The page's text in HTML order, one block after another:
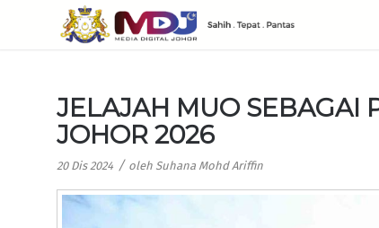
JELAJAH MUO SEBAGAI
JOHOR 2026
20 Dis 2024 / oleh Suhana Mohd Ariffin